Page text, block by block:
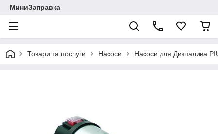
МиниЗаправка
Товари та послуги Насоси Насоси для Дизпалива